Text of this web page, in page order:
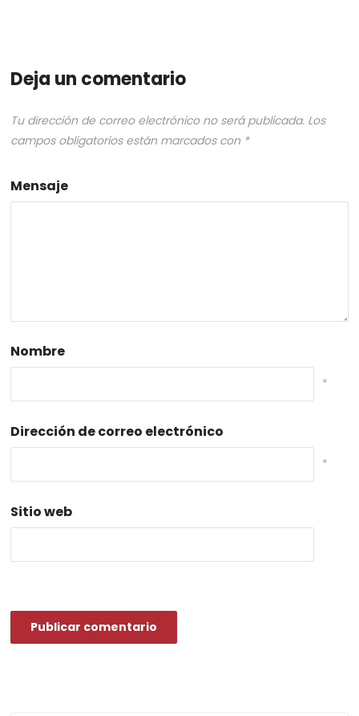
Deja un comentario
Tu dirección de correo electrónico no será publicada. Los
campos obligatorios están marcados con *
Mensaje
Nombre
*
Dirección de correo electrónico
*
Sitio web